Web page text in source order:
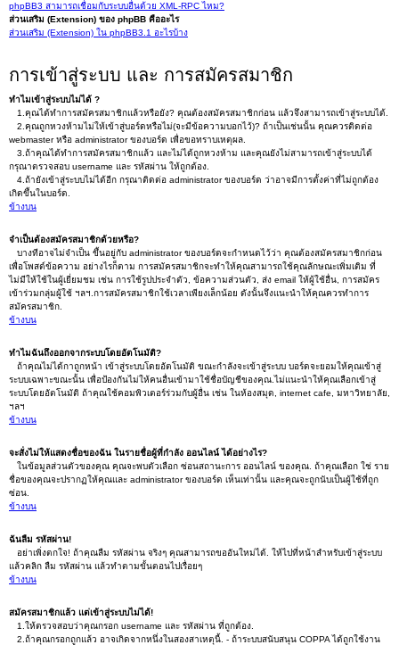
phpBB3 สามารถเชื่อมกับระบบอื่นด้วย XML-RPC ไหม?
ส่วนเสริม (Extension) ของ phpBB คืออะไร
ส่วนเสริม (Extension) ใน phpBB3.1 อะไรบ้าง
การเข้าสู่ระบบ และ การสมัครสมาชิก
ทำไมเข้าสู่ระบบไม่ได้ ?
1.คุณได้ทำการสมัครสมาชิกแล้วหรือยัง? คุณต้องสมัครสมาชิกก่อน แล้วจึงสามารถเข้าสู่ระบบได้.
2.คุณถูกหวงห้ามไม่ให้เข้าสู่บอร์ดหรือไม่(จะมีข้อความบอกไว้)? ถ้าเป็นเช่นนั้น คุณควรติดต่อ
webmaster หรือ administrator ของบอร์ด เพื่อขอทราบเหตุผล.
3.ถ้าคุณได้ทำการสมัครสมาชิกแล้ว และไม่ได้ถูกหวงห้าม และคุณยังไม่สามารถเข้าสู่ระบบได้
กรุณาตรวจสอบ username และ รหัสผ่าน ให้ถูกต้อง.
4.ถ้ายังเข้าสู่ระบบไม่ได้อีก กรุณาติดต่อ administrator ของบอร์ด ว่าอาจมีการตั้งค่าที่ไม่ถูกต้อง
เกิดขึ้นในบอร์ด.
ข้างบน
จำเป็นต้องสมัครสมาชิกด้วยหรือ?
บางทีอาจไม่จำเป็น ขึ้นอยู่กับ administrator ของบอร์ดจะกำหนดไว้ว่า คุณต้องสมัครสมาชิกก่อน
เพื่อโพสต์ข้อความ อย่างไรก็ตาม การสมัครสมาชิกจะทำให้คุณสามารถใช้คุณลักษณะเพิ่มเติม ที่
ไม่มีให้ใช้ในผู้เยี่ยมชม เช่น การใช้รูปประจำตัว, ข้อความส่วนตัว, ส่ง email ให้ผู้ใช้อื่น, การสมัคร
เข้าร่วมกลุ่มผู้ใช้ ฯลฯ.การสมัครสมาชิกใช้เวลาเพียงเล็กน้อย ดังนั้นจึงแนะนำให้คุณควรทำการ
สมัครสมาชิก.
ข้างบน
ทำไมฉันถึงออกจากระบบโดยอัตโนมัติ?
ถ้าคุณไม่ได้กาถูกหน้า เข้าสู่ระบบโดยอัตโนมัติ ขณะกำลังจะเข้าสู่ระบบ บอร์ดจะยอมให้คุณเข้าสู่
ระบบเฉพาะขณะนั้น เพื่อป้องกันไม่ให้คนอื่นเข้ามาใช้ชื่อบัญชีของคุณ.ไม่แนะนำให้คุณเลือกเข้าสู่
ระบบโดยอัตโนมัติ ถ้าคุณใช้คอมพิวเตอร์ร่วมกับผู้อื่น เช่น ในห้องสมุด, internet cafe, มหาวิทยาลัย,
ฯลฯ
ข้างบน
จะสั่งไม่ให้แสดงชื่อของฉัน ในรายชื่อผู้ที่กำลัง ออนไลน์ ได้อย่างไร?
ในข้อมูลส่วนตัวของคุณ คุณจะพบตัวเลือก ซ่อนสถานะการ ออนไลน์ ของคุณ. ถ้าคุณเลือก ใช่ ราย
ชื่อของคุณจะปรากฏให้คุณและ administrator ของบอร์ด เห็นเท่านั้น และคุณจะถูกนับเป็นผู้ใช้ที่ถูก
ซ่อน.
ข้างบน
ฉันลืม รหัสผ่าน!
อย่าเพิ่งตกใจ! ถ้าคุณลืม รหัสผ่าน จริงๆ คุณสามารถขออันใหม่ได้. ให้ไปที่หน้าสำหรับเข้าสู่ระบบ
แล้วคลิก ลืม รหัสผ่าน แล้วทำตามขั้นตอนไปเรื่อยๆ
ข้างบน
สมัครสมาชิกแล้ว แต่เข้าสู่ระบบไม่ได้!
1.ให้ตรวจสอบว่าคุณกรอก username และ รหัสผ่าน ที่ถูกต้อง.
2.ถ้าคุณกรอกถูกแล้ว อาจเกิดจากหนึ่งในสองสาเหตุนี้. - ถ้าระบบสนับสนุน COPPA ได้ถูกใช้งาน